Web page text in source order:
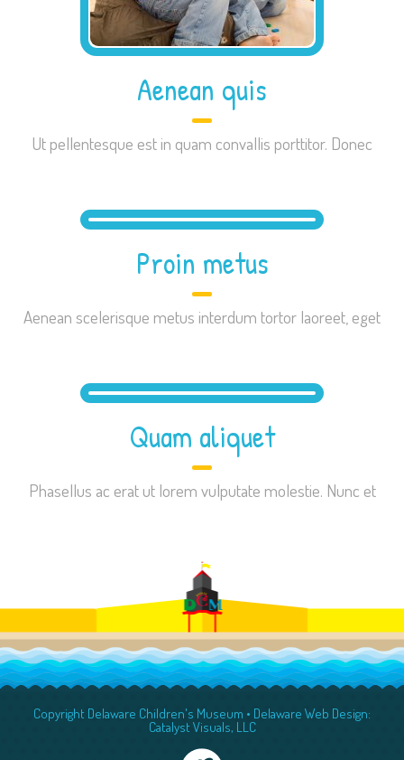
Aenean quis
Ut pellentesque est in quam convallis porttitor. Donec
Proin metus
Aenean scelerisque metus interdum tortor laoreet, eget
Quam aliquet
Phasellus ac erat ut lorem vulputate molestie. Nunc et
Copyright Delaware Children's Museum • Delaware Web Design:
Catalyst Visuals, LLC